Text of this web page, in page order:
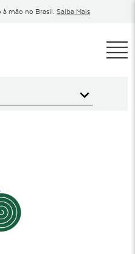
mão no Brasil. Saiba Mais